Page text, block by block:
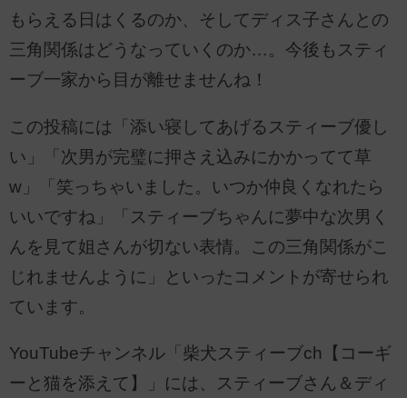
もらえる日はくるのか、そしてディス子さんとの
三角関係はどうなっていくのか…。今後もスティ
ーブ一家から目が離せませんね！
この投稿には「添い寝してあげるスティーブ優し
い」「次男が完璧に押さえ込みにかかってて草
w」「笑っちゃいました。いつか仲良くなれたら
いいですね」「スティーブちゃんに夢中な次男く
んを見て姐さんが切ない表情。この三角関係がこ
じれませんように」といったコメントが寄せられ
ています。
YouTubeチャンネル「柴犬スティーブch【コーギ
ーと猫を添えて】」には、スティーブさん＆ディ